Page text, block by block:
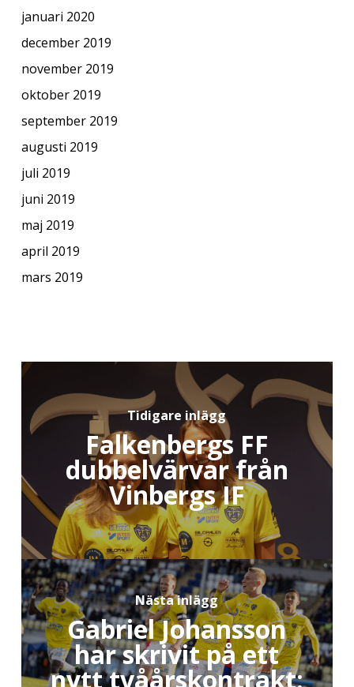
januari 2020
december 2019
november 2019
oktober 2019
september 2019
augusti 2019
juli 2019
juni 2019
maj 2019
april 2019
mars 2019
Tidigare inlägg
Falkenbergs FF
dubbelvärvar från
Vinbergs IF
Nästa inlägg
Gabriel Johansson
har skrivit på ett
nytt tvåårskontrakt: